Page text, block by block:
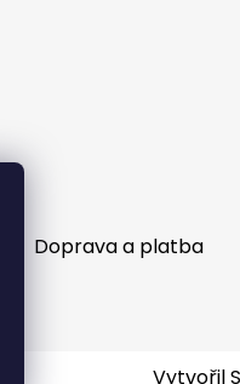
Doprava a platba
Vytvořil